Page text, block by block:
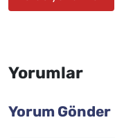
Yorumlar
Yorum Gönder